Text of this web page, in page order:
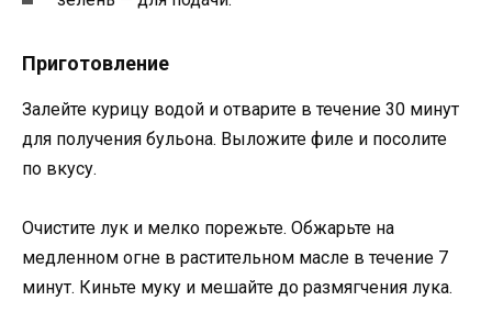
Приготовление
Залейте курицу водой и отварите в течение 30 минут
для получения бульона. Выложите филе и посолите
по вкусу.
Очистите лук и мелко порежьте. Обжарьте на
медленном огне в растительном масле в течение 7
минут. Киньте муку и мешайте до размягчения лука.